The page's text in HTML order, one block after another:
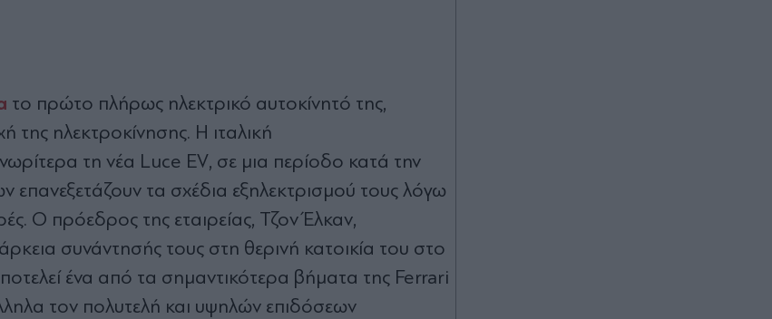
το πρώτο πλήρως ηλεκτρικό αυτοκίνητό της,
της ηλεκτροκίνησης. Η ιταλική
τη νέα Luce EV, σε μια περίοδο κατά την
τα σχέδια εξηλεκτρισμού τους λόγω
Ο πρόεδρος της εταιρείας, Τζον Έλκαν,
συνάντησής τους στη θερινή κατοικία του στο
ένα από τα σημαντικότερα βήματα της Ferrari
τον πολυτελή και υψηλών επιδόσεων